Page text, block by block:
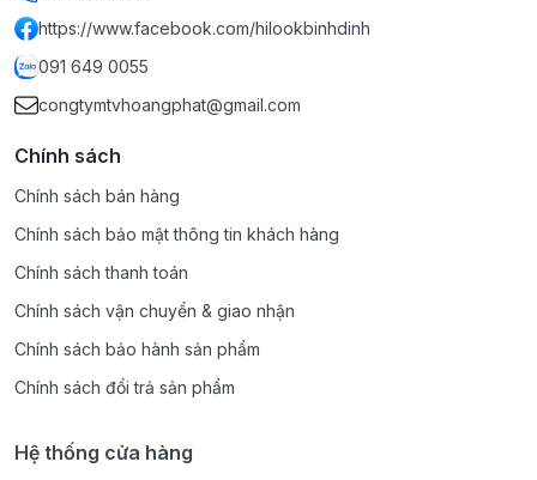
https://www.facebook.com/hilookbinhdinh
091 649 0055
congtymtvhoangphat@gmail.com
Chính sách
Chính sách bán hàng
Chính sách bảo mật thông tin khách hàng
Chính sách thanh toán
Chính sách vận chuyển & giao nhận
Chính sách bảo hành sản phẩm
Chính sách đổi trả sản phẩm
Hệ thống cửa hàng